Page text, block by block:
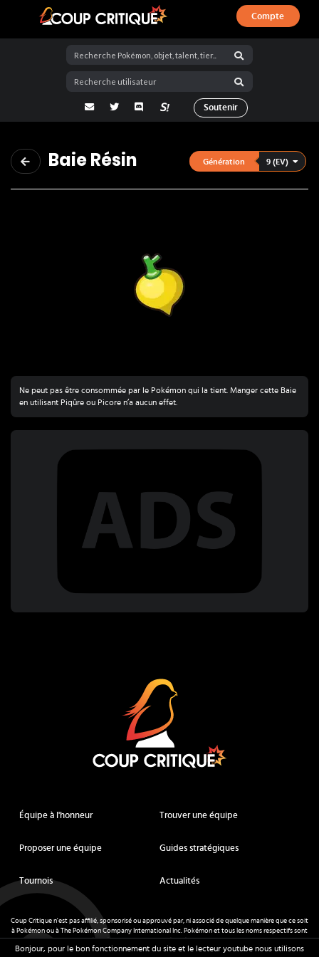
Coup Critique
Compte
adresse email
Twitter Discord La Salty Room sur Pokémon
Soutenir
Baie Résin Génération 9 (EV)
Ne peut pas être consommée par le Pokémon qui la tient. Manger cette Baie
en utilisant Piqûre ou Picore n’a aucun effet.
Équipe à l'honneur Trouver une équipe
Proposer une équipe Guides stratégiques
Tournois Actualités
Coup Critique n'est pas affilié, sponsorisé ou approuvé par, ni associé de quelque manière que ce soit
à Pokémon ou à The Pokémon Company International Inc. Pokémon et tous les noms respectifs sont
des marques déposées et des marques déposées. © de Nintendo 1996-2026.
Bonjour, pour le bon fonctionnement du site et le lecteur youtube nous utilisons